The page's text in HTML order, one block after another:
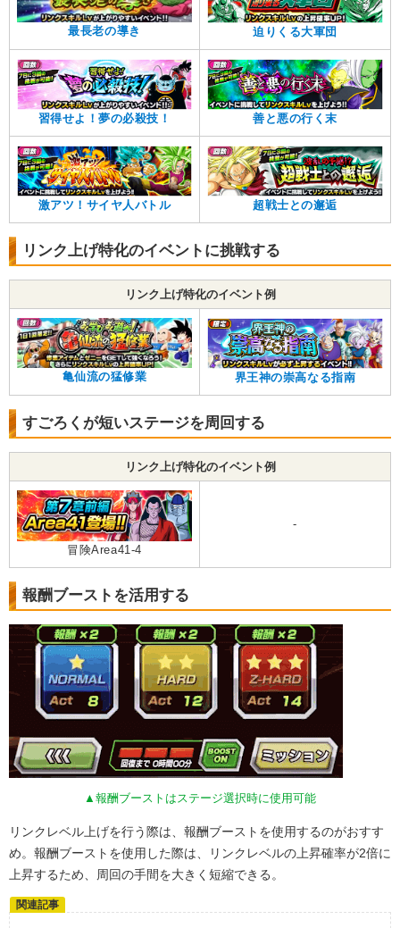
最長老の導き 迫りくる大軍団
習得せよ！夢の必殺技！ 善と悪の行く末
激アツ！サイヤ人バトル 超戦士との邂逅
リンク上げ特化のイベントに挑戦する
リンク上げ特化のイベント例
亀仙流の猛修業 界王神の崇高なる指南
すごろくが短いステージを周回する
リンク上げ特化のイベント例
冒険Area41-4
-
報酬ブーストを活用する
▲報酬ブーストはステージ選択時に使用可能
リンクレベル上げを行う際は、報酬ブーストを使用するのがおすす
め。報酬ブーストを使用した際は、リンクレベルの上昇確率が2倍に
上昇するため、周回の手間を大きく短縮できる。